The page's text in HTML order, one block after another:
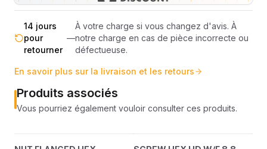
14 jours
pour
retourner
—
À votre charge si vous changez d'avis. À
notre charge en cas de pièce incorrecte ou
défectueuse.
En savoir plus sur la livraison et les retours
Produits associés
Vous pourriez également vouloir consulter ces produits.
? ?